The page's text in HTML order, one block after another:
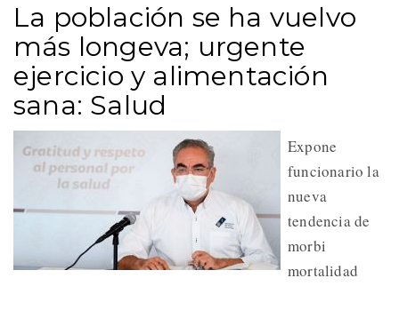
La población se ha vuelvo
más longeva; urgente
ejercicio y alimentación
sana: Salud
Expone
funcionario la
nueva
tendencia de
morbi
mortalidad